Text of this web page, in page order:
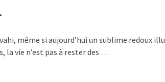
même si aujourd’hui un sublime redoux
la vie n’est pas à rester des …